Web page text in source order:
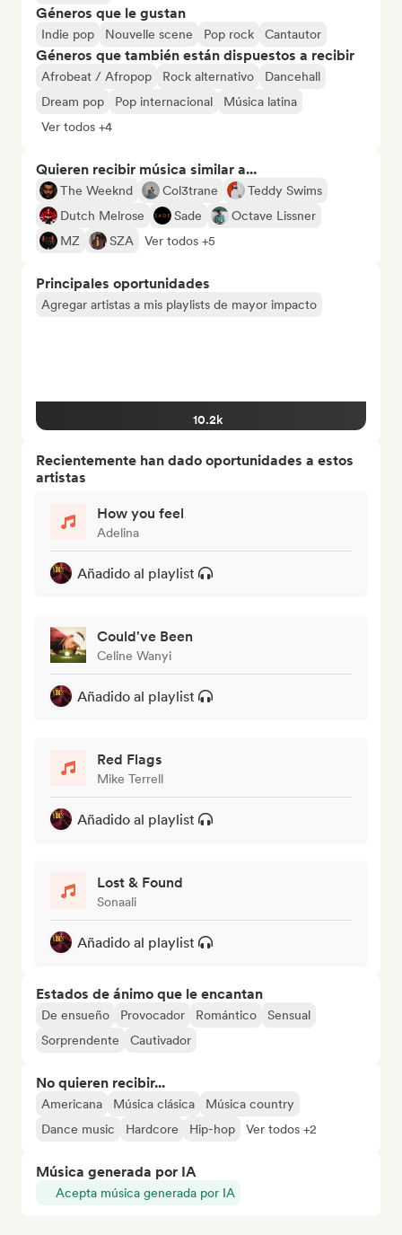
Géneros que le gustan
Indie pop Nouvelle scene Pop rock Cantautor
Géneros que también están dispuestos a recibir
Afrobeat / Afropop Rock alternativo
Dancehall
Dream pop
Pop internacional
Música latina
Ver todos +4
Quieren recibir música similar a...
The Weeknd Col3trane
Teddy Swims
Dutch Melrose
Sade
Octave Lissner
MZ
SZA Ver todos +5
Principales oportunidades
Agregar artistas a mis playlists de mayor impacto
10.2k
Recientemente han dado oportunidades a estos
artistas
How you feel
Adelina
Añadido al playlist
Could've Been
Celine Wanyi
Añadido al playlist
Red Flags
Mike Terrell
Añadido al playlist
Lost & Found
Sonaali
Añadido al playlist
Estados de ánimo que le encantan
De ensueño Provocador Romántico
Sensual
Sorprendente
Cautivador
No quieren recibir...
Americana Música clásica
Música country
Dance music
Hardcore Hip-hop Ver todos +2
Música generada por IA
Acepta música generada por IA